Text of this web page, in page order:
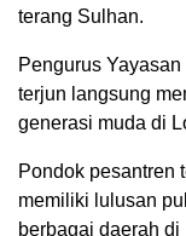
terang Sulhan.
Pengurus
terjun langsung
generasi muda di
Pondok pesantren
memiliki lulusan
berbagai daerah